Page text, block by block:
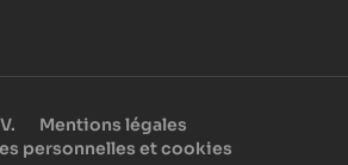
Mentions légales
personnelles et cookies